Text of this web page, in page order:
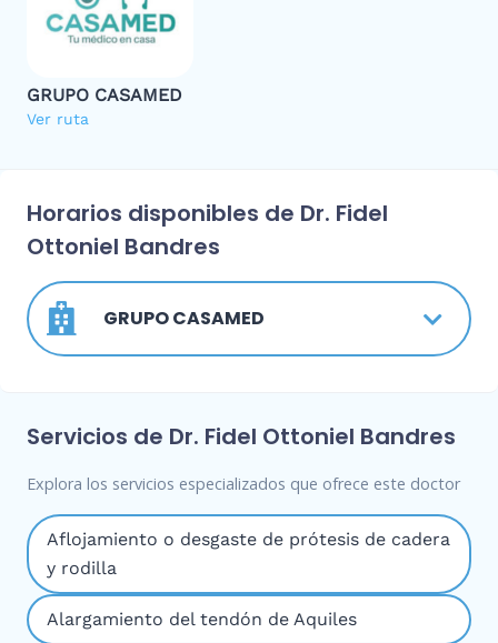
GRUPO CASAMED
Ver ruta
Horarios disponibles de Dr. Fidel
Ottoniel Bandres
GRUPO CASAMED
Servicios de Dr. Fidel Ottoniel Bandres
Explora los servicios especializados que ofrece este doctor
Aflojamiento o desgaste de prótesis de cadera
y rodilla
Alargamiento del tendón de Aquiles